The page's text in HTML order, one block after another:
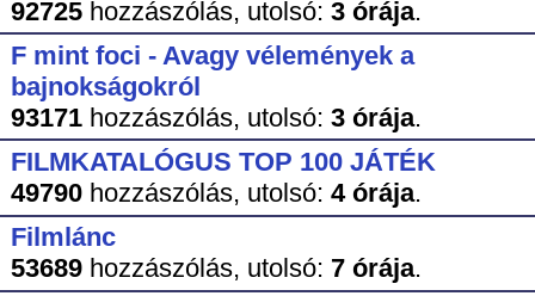
92725hozzászólás, utolsó: 3 órája.
F mint foci - Avagy vélemények a
bajnokságokról
93171hozzászólás, utolsó: 3 órája.
FILMKATALÓGUS TOP 100 JÁTÉK
49790hozzászólás, utolsó: 4 órája.
Filmlánc
53689hozzászólás, utolsó: 7 órája.